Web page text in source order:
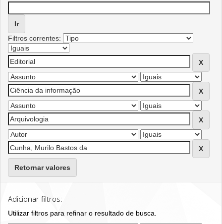
Filtros correntes:
Retornar valores
Adicionar filtros:
Utilizar filtros para refinar o resultado de busca.